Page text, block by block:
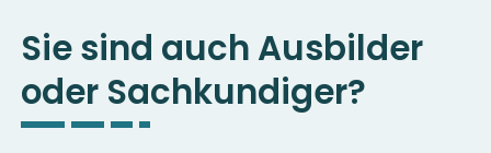
Sie sind auch Ausbilder
oder Sachkundiger?